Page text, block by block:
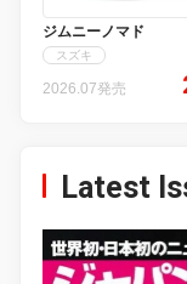
ジムニーノマド
スズキ
2026.07発売
Latest